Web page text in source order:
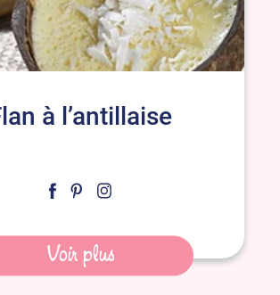
à l’antillaise
Voir plus